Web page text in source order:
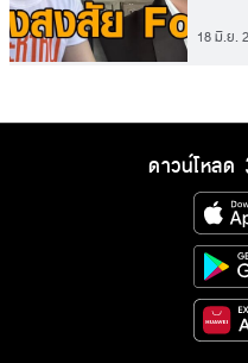
18 มิ.ย.
ดาวน์โหลด